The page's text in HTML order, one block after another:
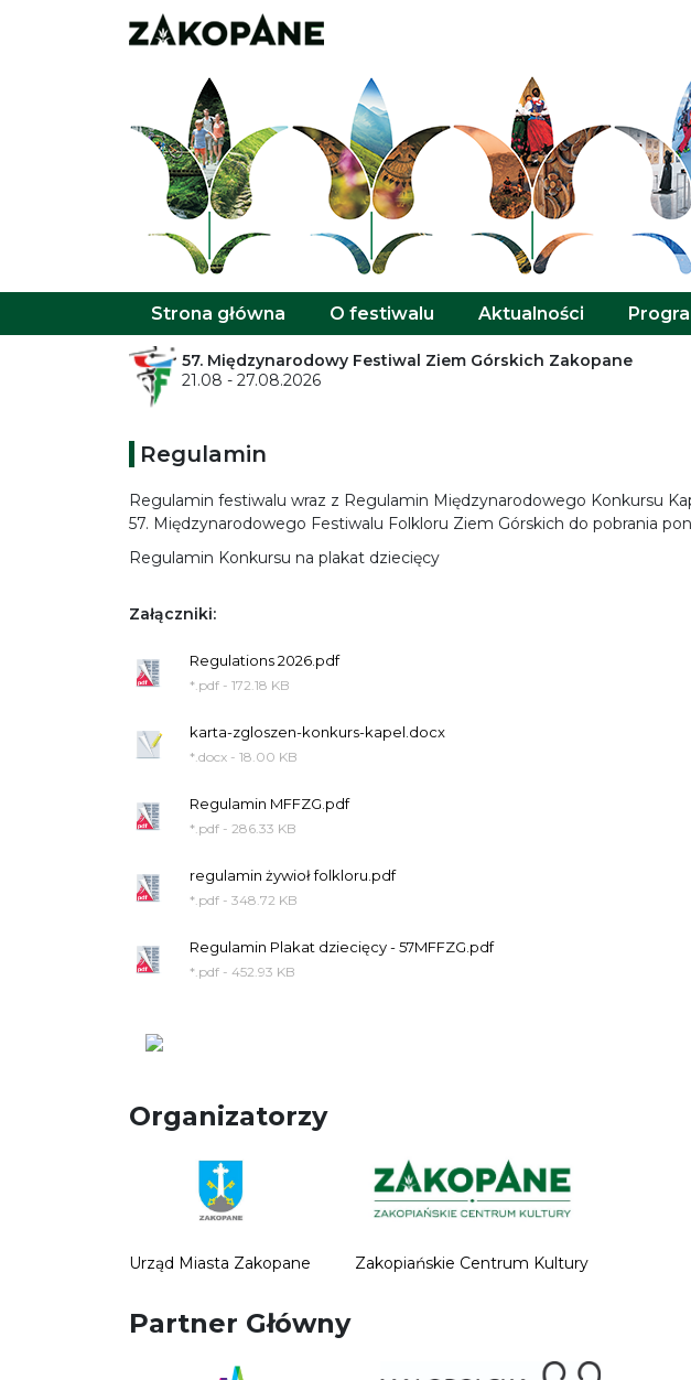
Strona główna O festiwalu Aktualności
57. Międzynarodowy Festiwal Ziem Górskich Zakopane
21.08 - 27.08.2026
Regulamin
Regulamin festiwalu wraz z Regulamin Międzynarodowego Konkursu
57. Międzynarodowego Festiwalu Folkloru Ziem Górskich do pobrania
Regulamin Konkursu na plakat dziecięcy
Załączniki:
Regulations 2026.pdf
*.pdf - 172.18 KB
karta-zgloszen-konkurs-kapel.docx
*.docx - 18.00 KB
Regulamin MFFZG.pdf
*.pdf - 286.33 KB
regulamin żywioł folkloru.pdf
*.pdf - 348.72 KB
Regulamin Plakat dziecięcy - 57MFFZG.pdf
*.pdf - 452.93 KB
Organizatorzy
Urząd Miasta Zakopane Zakopiańskie Centrum Kultury
Partner Główny